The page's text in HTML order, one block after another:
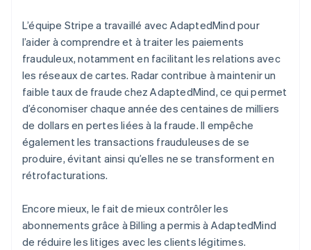
L’équipe Stripe a travaillé avec AdaptedMind pour
l’aider à comprendre et à traiter les paiements
frauduleux, notamment en facilitant les relations avec
les réseaux de cartes. Radar contribue à maintenir un
faible taux de fraude chez AdaptedMind, ce qui permet
d’économiser chaque année des centaines de milliers
de dollars en pertes liées à la fraude. Il empêche
également les transactions frauduleuses de se
produire, évitant ainsi qu’elles ne se transforment en
rétrofacturations.
Encore mieux, le fait de mieux contrôler les
abonnements grâce à Billing a permis à AdaptedMind
de réduire les litiges avec les clients légitimes.